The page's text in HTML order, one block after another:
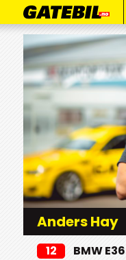
Anders Hay
12 BMW E36